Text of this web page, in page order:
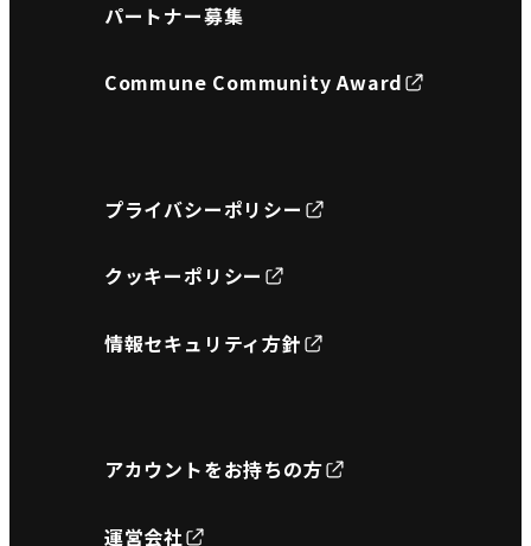
パートナー募集
Commune Community Award
プライバシーポリシー
クッキーポリシー
情報セキュリティ方針
アカウントをお持ちの方
運営会社